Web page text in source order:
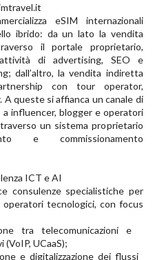
eSIM internazionali
ibrido: da un lato la vendita
il portale proprietario,
di advertising, SEO e
dall’altro, la vendita indiretta
con tour operator,
A queste si affianca un canale di
a influencer, blogger e operatori
un sistema proprietario
e commissionamento
ICT e AI
consulenze specialistiche per
operatori tecnologici, con focus
tra telecomunicazioni e
UCaaS);
digitalizzazione dei flussi
whitelabel
e utilizza internamente un
ERP modulare, destinato a
in corso di rifattorizzazione in
È prevista la
in licenza whitelabel con
e integrazione
consente a Mindcode di
da fonti complementari,
iscritta al Registro degli
condizione che rafforza
e istituzionale nel